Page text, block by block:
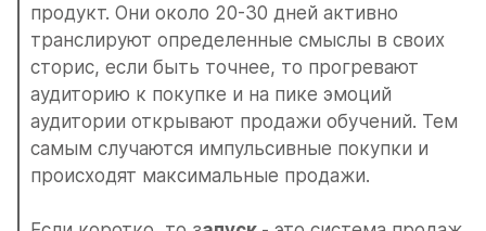
продукт. Они около 20-30 дней активно
транслируют определенные смыслы в своих
сторис, если быть точнее, то прогревают
аудиторию к покупке и на пике эмоций
аудитории открывают продажи обучений. Тем
самым случаются импульсивные покупки и
происходят максимальные продажи.